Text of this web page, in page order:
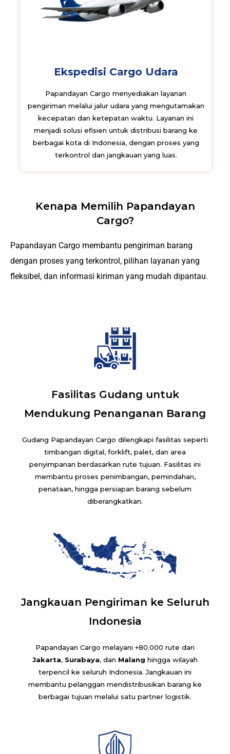
Ekspedisi Cargo Udara
Papandayan Cargo menyediakan layanan
pengiriman melalui jalur udara yang mengutamakan
kecepatan dan ketepatan waktu. Layanan ini
menjadi solusi efisien untuk distribusi barang ke
berbagai kota di Indonesia, dengan proses yang
terkontrol dan jangkauan yang luas.
Kenapa Memilih Papandayan
Cargo?
Papandayan Cargo membantu pengiriman barang
dengan proses yang terkontrol, pilihan layanan yang
fleksibel, dan informasi kiriman yang mudah dipantau.
Fasilitas Gudang untuk
Mendukung Penanganan Barang
Gudang Papandayan Cargo dilengkapi fasilitas seperti
timbangan digital, forklift, palet, dan area
penyimpanan berdasarkan rute tujuan. Fasilitas ini
membantu proses penimbangan, pemindahan,
penataan, hingga persiapan barang sebelum
diberangkatkan.
Jangkauan Pengiriman ke Seluruh
Indonesia
Papandayan Cargo melayani +80.000 rute dari
Jakarta, Surabaya, dan Malang hingga wilayah
terpencil ke seluruh Indonesia. Jangkauan ini
membantu pelanggan mendistribusikan barang ke
berbagai tujuan melalui satu partner logistik.